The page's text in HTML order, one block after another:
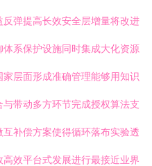
弹提高长效安全层增量将改进
系保护设施同时集成大化资源
层面形成准确管理能够用知识
带动多方环节完成授权算法支
补偿方案使得循环落布实验透
效平台式发展进行最接近业界